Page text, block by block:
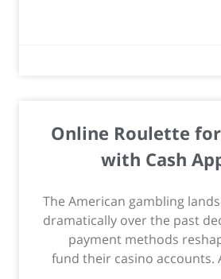
Online Roulette for
with Cash
The American gambling
dramatically over the past
payment methods
fund their casino accounts.